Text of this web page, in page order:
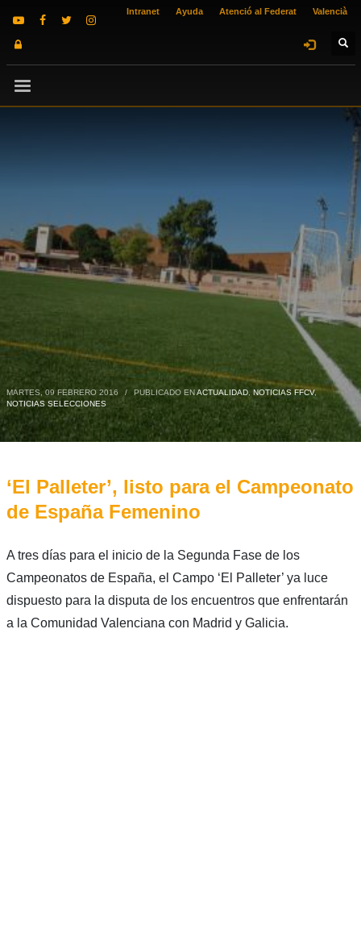
Intranet Ayuda Atenció al Federat Valencià
MARTES, 09 FEBRERO 2016 / PUBLICADO ENACTUALIDAD, NOTICIAS FFCV,
NOTICIAS SELECCIONES
‘El Palleter’, listo para el Campeonato
de España Femenino
A tres días para el inicio de la Segunda Fase de los
Campeonatos de España, el Campo ‘El Palleter’ ya luce
dispuesto para la disputa de los encuentros que enfrentarán
a la Comunidad Valenciana con Madrid y Galicia.